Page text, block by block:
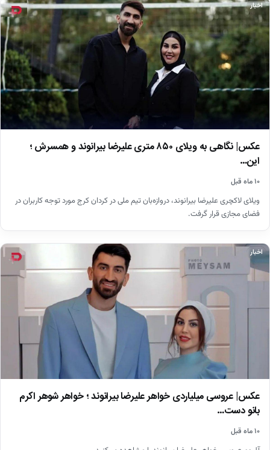
اخبار
عکس| نگاهی به ویلای ۸۵۰ متری علیرضا بیرانوند و همسرش ؛
این…
۱۰ ماه قبل
ویلای لاکچری علیرضا بیرانوند، دروازه‌بان تیم ملی در کردان کرج مورد توجه کاربران در
فضای مجازی قرار گرفت.
اخبار
عکس| عروسی میلیاردی خواهر علیرضا بیرانوند ؛ خواهر شوهر اکرم
بانو دست…
۱۰ ماه قبل